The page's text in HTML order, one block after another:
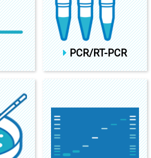
PCR/RT-PCR